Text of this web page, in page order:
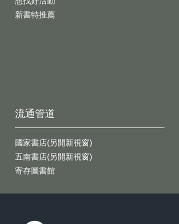
新書特推薦
流通管道
國家書店(另開新視窗)
五南書店(另開新視窗)
寄存圖書館